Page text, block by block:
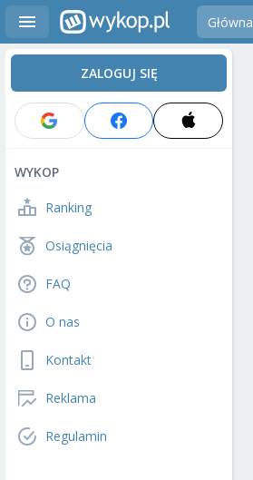
Główna
ZALOGUJ SIĘ
WYKOP
Ranking
Osiągnięcia
FAQ
O nas
Kontakt
Reklama
Regulamin